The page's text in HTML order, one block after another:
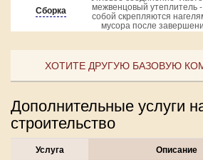
Сборка межвенцовый утеплитель
собой скрепляются
мусора после
ХОТИТЕ ДРУГУЮ БАЗОВУЮ
Дополнительные услуги
строительство
Услуга Описание